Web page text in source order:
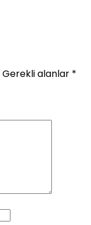
Gerekli alanlar *